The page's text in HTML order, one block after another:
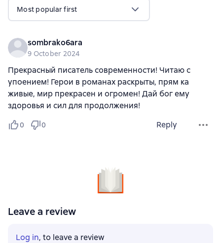
Most popular first
sombrako6ara
9 October 2024
Прекрасный писатель современности! Читаю с
упоением! Герои в романах раскрыты, прям ка
живые, мир прекрасен и огромен! Дай бог ему
здоровья и сил для продолжения!
0 0 Reply
Leave a review
Log in, to leave a review